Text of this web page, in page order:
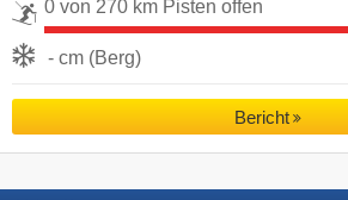
0 von 270 km Pisten offen
- cm (Berg)
Bericht